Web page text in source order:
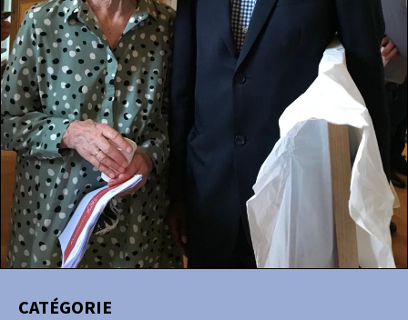
CATÉGORIE